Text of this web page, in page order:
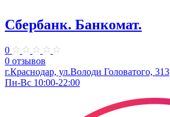
Сбербанк. Банкомат.
0
0 отзывов
г.Краснодар, ул.​Володи Головатого, 313
Пн-Вс 10:00-22:00